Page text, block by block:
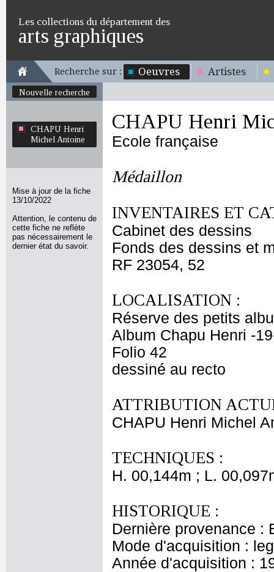
Les collections du département des
arts graphiques
Recherche sur : Oeuvres Artistes
Nouvelle recherche
CHAPU Henri
Michel Antoine
Mise à jour de la fiche
13/10/2022
Attention, le contenu de
cette fiche ne reflète
pas nécessairement le
dernier état du savoir.
CHAPU Henri
Ecole française
Médaillon
INVENTAIRES ET
Cabinet des dessins
Fonds des dessins et
RF 23054, 52
LOCALISATION :
Réserve des petits
Album Chapu Henri -
Folio 42
dessiné au recto
ATTRIBUTION
CHAPU Henri Michel
TECHNIQUES :
H. 00,144m ; L.
HISTORIQUE :
Dernière provenance :
Mode d'acquisition :
Année d'acquisition :